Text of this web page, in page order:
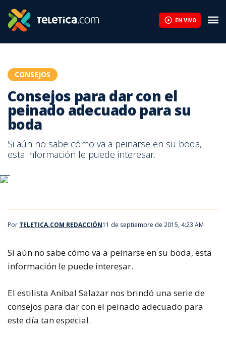
EN VIVO
CONSEJOS
Consejos para dar con el
peinado adecuado para su
boda
Si aún no sabe cómo va a peinarse en su boda,
esta información le puede interesar.
Por TELETICA.COM REDACCIÓN11 de septiembre de 2015, 4:23 AM
Si aún no sabe cómo va a peinarse en su boda, esta
información le puede interesar.
El estilista Aníbal Salazar nos brindó una serie de
consejos para dar con el peinado adecuado para
este día tan especial.